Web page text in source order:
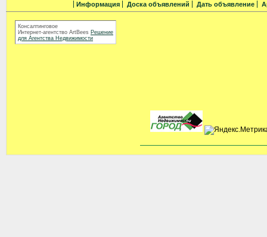
Информация Доска объявлений Дать объявление
Консалтинговое
Интернет-агентство ArtBees Решение
для Агентства Недвижимости